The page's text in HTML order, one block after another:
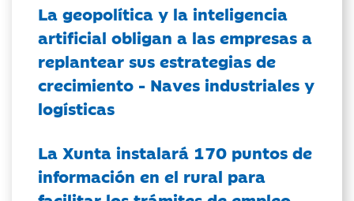
La geopolítica y la inteligencia
artificial obligan a las empresas a
replantear sus estrategias de
crecimiento - Naves industriales y
logísticas
La Xunta instalará 170 puntos de
información en el rural para